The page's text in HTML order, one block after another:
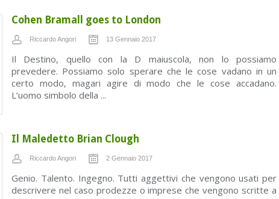
Cohen Bramall goes to London
Riccardo Angori 13 Gennaio 2017
Il Destino, quello con la D maiuscola, non lo possiamo
prevedere. Possiamo solo sperare che le cose vadano in un
certo modo, magari agire di modo che le cose accadano.
L’uomo simbolo della ...
Il Maledetto Brian Clough
Riccardo Angori 2 Gennaio 2017
Genio. Talento. Ingegno. Tutti aggettivi che vengono usati per
descrivere nel caso prodezze o imprese che vengono scritte a